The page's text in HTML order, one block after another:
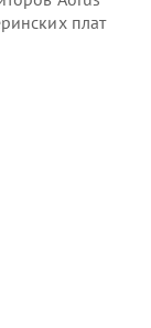
плат